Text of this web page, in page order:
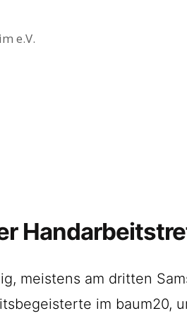
meistens am dritten
im baum20,